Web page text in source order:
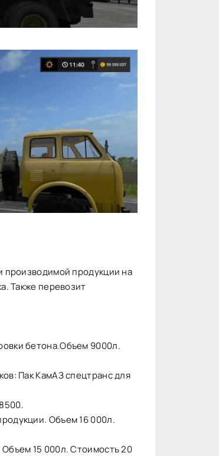
производимой продукции на
Также перевозит
бетона.Объем 9000л.
Пак КамАЗ спецтранс для
Объем 16 000л.
15 000л. Стоимость 20